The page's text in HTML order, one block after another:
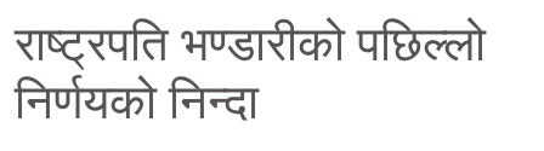
राष्ट्रपति भण्डारीको पछिल्लो
निर्णयको निन्दा